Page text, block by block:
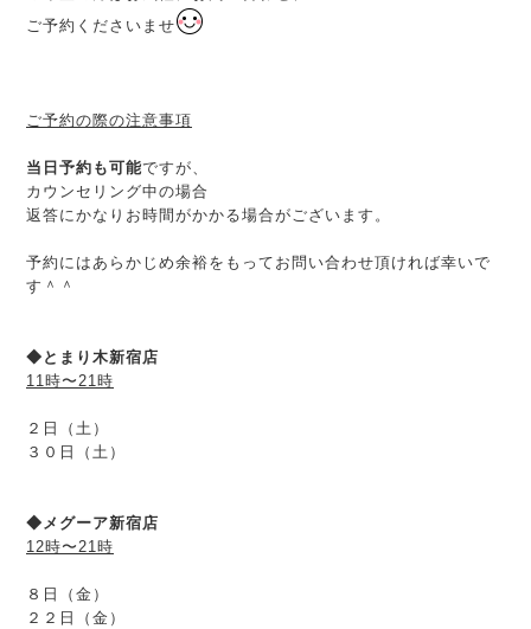
ご予約くださいませ
ご予約の際の注意事項
当日予約も可能ですが、
カウンセリング中の場合
返答にかなりお時間がかかる場合がございます。
予約にはあらかじめ余裕をもってお問い合わせ頂ければ幸いで
す＾＾
◆とまり木新宿店
11時〜21時
２日（土）
３０日（土）
◆メグーア新宿店
12時〜21時
８日（金）
２２日（金）